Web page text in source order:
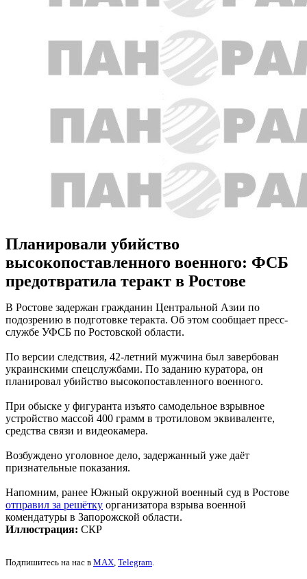
Планировали убийство
высокопоставленного военного: ФСБ
предотвратила теракт в Ростове
В Ростове задержан гражданин Центральной Азии по
подозрению в подготовке теракта. Об этом сообщает пресс-
службе УФСБ по Ростовской области.
По версии следствия, 42-летний мужчина был завербован
украинскими спецслужбами. По заданию куратора, он
планировал убийство высокопоставленного военного.
При обыске у фигуранта изъято самодельное взрывное
устройство массой 400 грамм в тротиловом эквиваленте,
средства связи и видеокамера.
Возбуждено уголовное дело, задержанный уже даёт
признательные показания.
Напомним, ранее Южный окружной военный суд в Ростове
отправил за решётку организатора взрыва военной
комендатуры в Запорожской области.
Иллюстрация: СКР
Подпишитесь на нас в MAX, Telegram.